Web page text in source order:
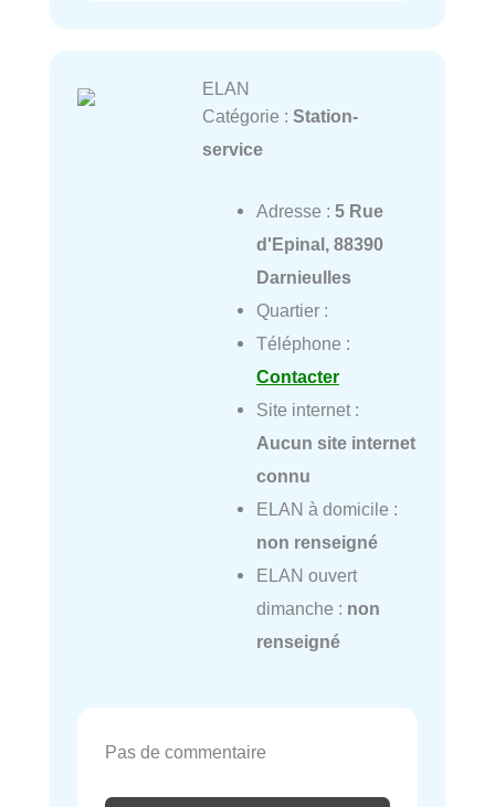
ELAN
Catégorie : Station-
service
Adresse : 5 Rue
d'Epinal, 88390
Darnieulles
Quartier :
Téléphone :
Contacter
Site internet :
Aucun site internet
connu
ELAN à domicile :
non renseigné
ELAN ouvert
dimanche : non
renseigné
Pas de commentaire